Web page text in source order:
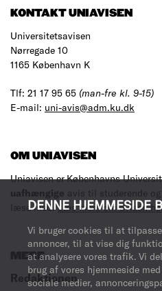
DENNE HJEMMESIDE
Vi bruger cookies til at
annoncer, til at vise dig
at analysere vores trafik. Vi
brug af vores hjemmeside
sociale medier,
KONTAKT UNIAVISEN
Universitetsavisen
Nørregade 10
1165 København K
Tlf: 21 17 95 65 (man-fre kl. 9-15)
E-mail: uni-avis@adm.ku.dk
OM UNIAVISEN
Uniavisen er Københavns
uafhængige avis til studerende
læse med.Læs mere om avisen her
MERE
Redaktionen